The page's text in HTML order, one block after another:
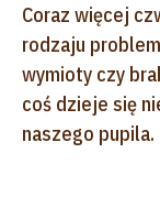
Coraz więcej
rodzaju
wymioty czy
coś dzieje się
naszego pupila.